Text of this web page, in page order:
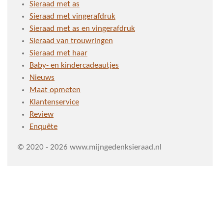
Sieraad met as
Sieraad met vingerafdruk
Sieraad met as en vingerafdruk
Sieraad van trouwringen
Sieraad met haar
Baby- en kindercadeautjes
Nieuws
Maat opmeten
Klantenservice
Review
Enquête
© 2020 - 2026 www.mijngedenksieraad.nl